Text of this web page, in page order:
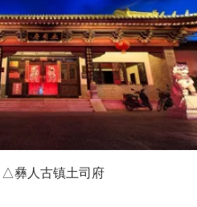
人古镇土司府